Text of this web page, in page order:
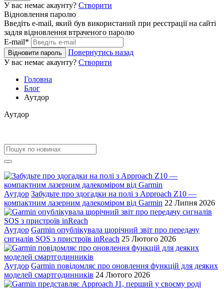
У вас немає акаунту? Створити
Відновлення паролю
Введіть e-mail, який був використаний при реєстрації на сайті
задля відновлення втраченого паролю
E-mail*
Відновити пароль
Повернутись назад
У вас немає акаунту? Створити
Головна
Блог
Аутдор
Аутдор
Аутдор Забудьте про здогадки на полі з Approach Z10 —
компактним лазерним далекоміром від Garmin 22 Липня 2026
Аутдор Garmin опублікувала щорічний звіт про передачу
сигналів SOS з пристроїв inReach 25 Лютого 2026
Аутдор Garmin повідомляє про оновлення функцій для деяких
моделей смартгодинників 24 Лютого 2026